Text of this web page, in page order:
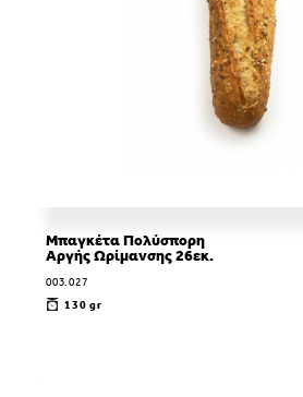
Μπαγκέτα Πολύσπορη
Αργής Ωρίμανσης 26εκ.
003.027
130 gr